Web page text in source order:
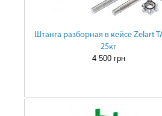
Штанга разборная в кейсе Zelart
25кг
4 500 грн